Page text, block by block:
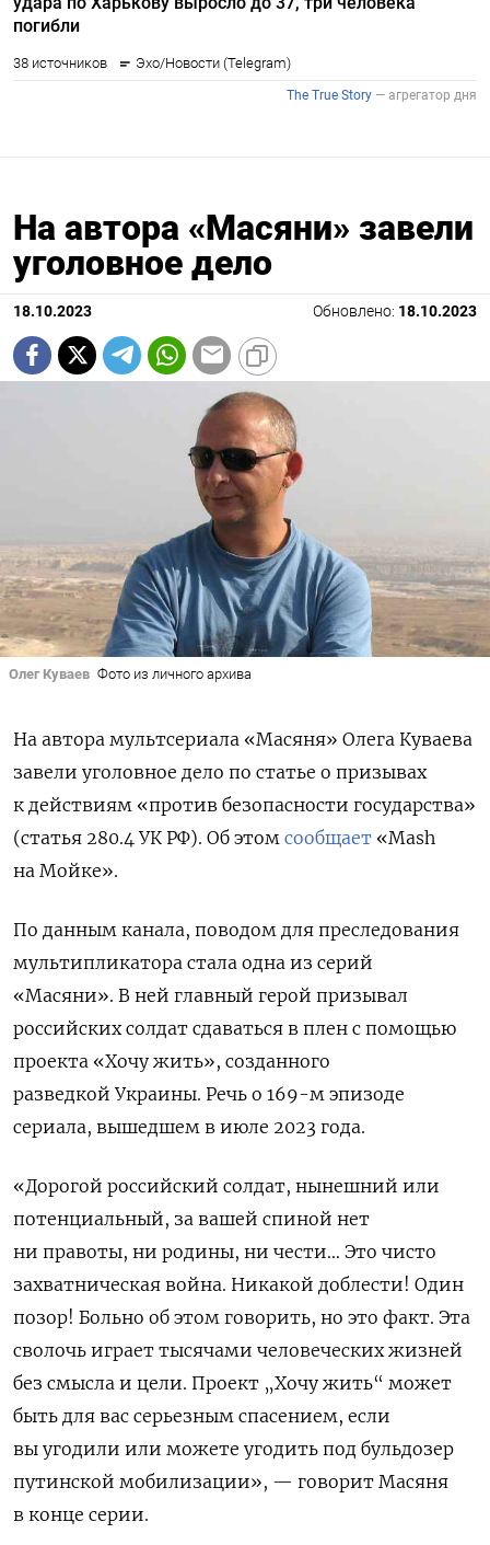
На автора «Масяни» завели
уголовное дело
18.10.2023 Обновлено: 18.10.2023
Олег Куваев Фото из личного архива
На автора мультсериала «Масяня» Олега Куваева
завели уголовное дело по статье о призывах
к действиям «против безопасности государства»
(статья 280.4 УК РФ). Об этом сообщает «Mash
на Мойке».
По данным канала, поводом для преследования
мультипликатора стала одна из серий
«Масяни». В ней главный герой призывал
российских солдат сдаваться в плен с помощью
проекта «Хочу жить», созданного
разведкой Украины. Речь о 169-м эпизоде
сериала, вышедшем в июле 2023 года.
«Дорогой российский солдат, нынешний или
потенциальный, за вашей спиной нет
ни правоты, ни родины, ни чести… Это чисто
захватническая война. Никакой доблести! Один
позор! Больно об этом говорить, но это факт. Эта
сволочь играет тысячами человеческих жизней
без смысла и цели. Проект „Хочу жить“ может
быть для вас серьезным спасением, если
вы угодили или можете угодить под бульдозер
путинской мобилизации», — говорит Масяня
в конце серии.